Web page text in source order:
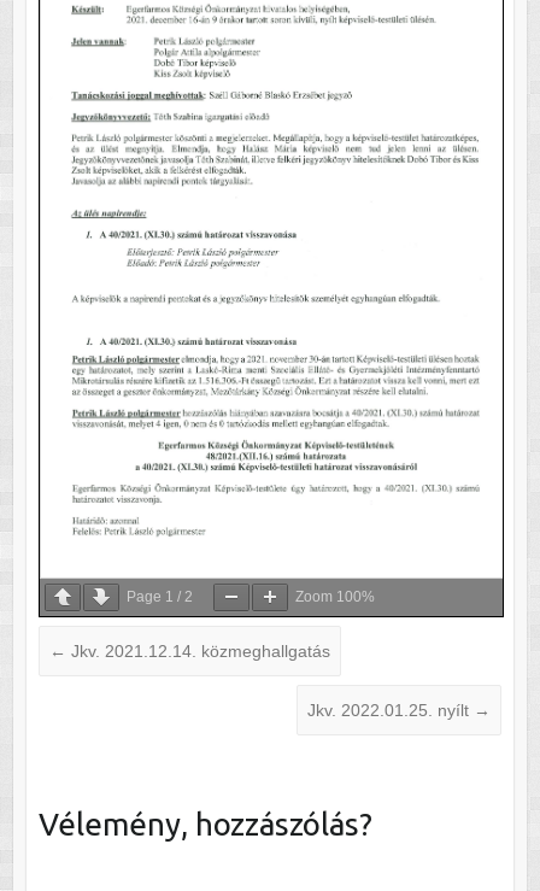
Page 1 / 2 Zoom 100%
← Jkv. 2021.12.14. közmeghallgatás
Jkv. 2022.01.25. nyílt →
Vélemény, hozzászólás?